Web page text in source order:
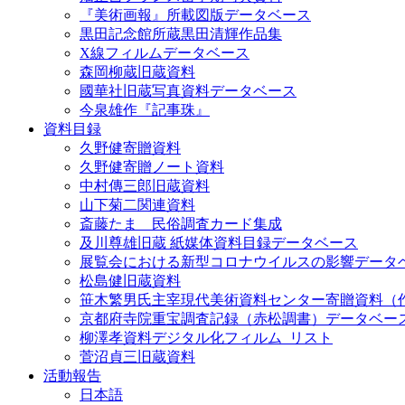
『美術画報』所載図版データベース
黒田記念館所蔵黒田清輝作品集
X線フィルムデータベース
森岡柳蔵旧蔵資料
國華社旧蔵写真資料データベース
今泉雄作『記事珠』
資料目録
久野健寄贈資料
久野健寄贈ノート資料
中村傳三郎旧蔵資料
山下菊二関連資料
斎藤たま 民俗調査カード集成
及川尊雄旧蔵 紙媒体資料目録データベース
展覧会における新型コロナウイルスの影響データ
松島健旧蔵資料
笹木繁男氏主宰現代美術資料センター寄贈資料（
京都府寺院重宝調査記録（赤松調書）データベー
柳澤孝資料デジタル化フィルム_リスト
菅沼貞三旧蔵資料
活動報告
日本語